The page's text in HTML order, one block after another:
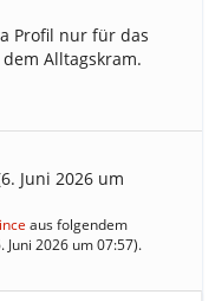
Profil nur für das
Alltagskram.
6. Juni 2026 um
aus folgendem
Juni 2026 um 07:57).